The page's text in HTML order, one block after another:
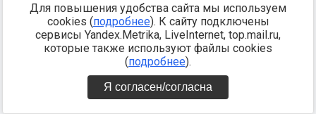
Для повышения удобства сайта мы используем
cookies (подробнее). К сайту подключены
сервисы Yandex.Metrika, LiveInternet, top.mail.ru,
которые также используют файлы cookies
(подробнее).
Я согласен/согласна